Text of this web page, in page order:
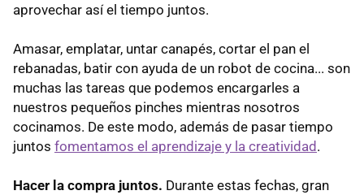
aprovechar así el tiempo juntos.
Amasar, emplatar, untar canapés, cortar el pan el
rebanadas, batir con ayuda de un robot de cocina... son
muchas las tareas que podemos encargarles a
nuestros pequeños pinches mientras nosotros
cocinamos. De este modo, además de pasar tiempo
juntos fomentamos el aprendizaje y la creatividad .
Hacer la compra juntos. Durante estas fechas, gran